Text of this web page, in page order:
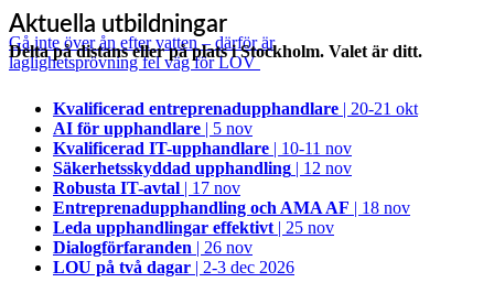
Gå inte över ån efter vatten – därför är
laglighetsprövning fel väg för LOV
Aktuella utbildningar
Delta på distans eller på plats i Stockholm. Valet är ditt.
Kvalificerad entreprenad­upphandlare | 20-21 okt
AI för upphandlare | 5 nov
Kvalificerad IT-upphandlare | 10-11 nov
Säkerhetsskyddad upphandling | 12 nov
Robusta IT-avtal | 17 nov
Entreprenadupphandling och AMA AF | 18 nov
Leda upphandlingar effektivt | 25 nov
Dialogförfaranden | 26 nov
LOU på två dagar | 2-3 dec 2026